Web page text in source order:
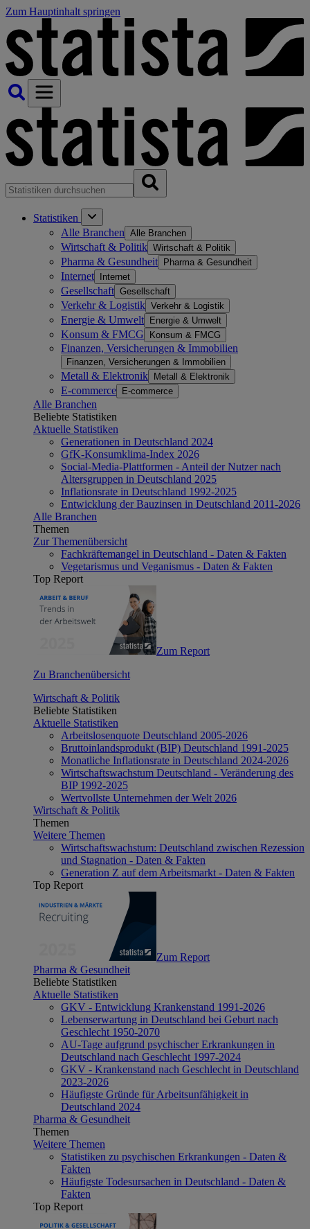
Zum Hauptinhalt springen
Statistiken
Alle Branchen Alle Branchen
Wirtschaft & Politik Wirtschaft & Politik
Pharma & Gesundheit Pharma & Gesundheit
Internet Internet
Gesellschaft Gesellschaft
Verkehr & Logistik Verkehr & Logistik
Energie & Umwelt Energie & Umwelt
Konsum & FMCG Konsum & FMCG
Finanzen, Versicherungen & Immobilien
Finanzen, Versicherungen & Immobilien
Metall & Elektronik Metall & Elektronik
E-commerce E-commerce
Alle Branchen
Beliebte Statistiken
Aktuelle Statistiken
Generationen in Deutschland 2024
GfK-Konsumklima-Index 2026
Social-Media-Plattformen - Anteil der Nutzer nach
Altersgruppen in Deutschland 2025
Inflationsrate in Deutschland 1992-2025
Entwicklung der Bauzinsen in Deutschland 2011-2026
Alle Branchen
Themen
Zur Themenübersicht
Fachkräftemangel in Deutschland - Daten & Fakten
Vegetarismus und Veganismus - Daten & Fakten
Top Report
Zum Report
Zu Branchenübersicht
Wirtschaft & Politik
Beliebte Statistiken
Aktuelle Statistiken
Arbeitslosenquote Deutschland 2005-2026
Bruttoinlandsprodukt (BIP) Deutschland 1991-2025
Monatliche Inflationsrate in Deutschland 2024-2026
Wirtschaftswachstum Deutschland - Veränderung des
BIP 1992-2025
Wertvollste Unternehmen der Welt 2026
Wirtschaft & Politik
Themen
Weitere Themen
Wirtschaftswachstum: Deutschland zwischen Rezession
und Stagnation - Daten & Fakten
Generation Z auf dem Arbeitsmarkt - Daten & Fakten
Top Report
Zum Report
Pharma & Gesundheit
Beliebte Statistiken
Aktuelle Statistiken
GKV - Entwicklung Krankenstand 1991-2026
Lebenserwartung in Deutschland bei Geburt nach
Geschlecht 1950-2070
AU-Tage aufgrund psychischer Erkrankungen in
Deutschland nach Geschlecht 1997-2024
GKV - Krankenstand nach Geschlecht in Deutschland
2023-2026
Häufigste Gründe für Arbeitsunfähigkeit in
Deutschland 2024
Pharma & Gesundheit
Themen
Weitere Themen
Statistiken zu psychischen Erkrankungen - Daten &
Fakten
Häufigste Todesursachen in Deutschland - Daten &
Fakten
Top Report